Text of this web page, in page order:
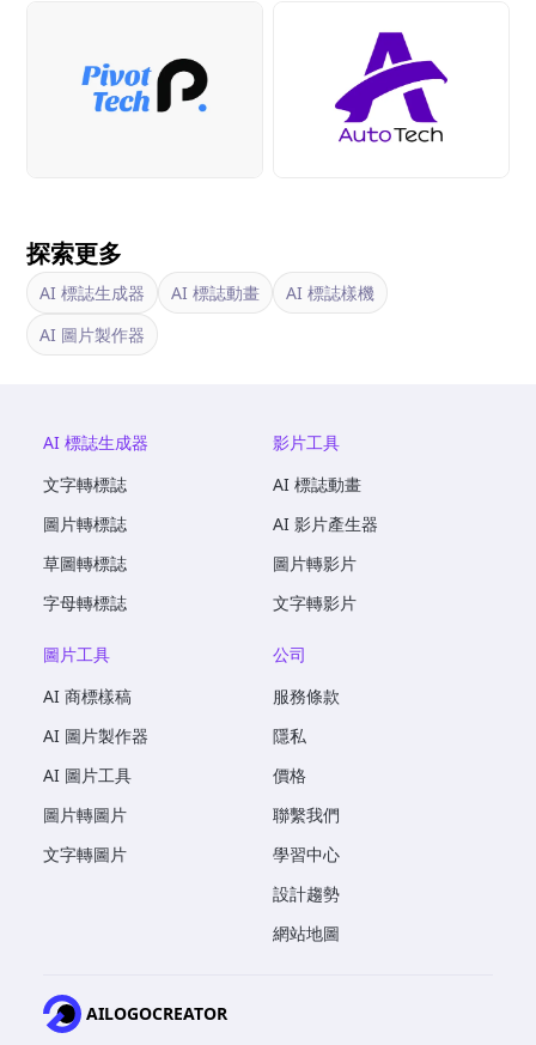
探索更多
AI 標誌生成器 AI 標誌動畫
AI 標誌樣機
AI 圖片製作器
AI 標誌生成器
文字轉標誌
圖片轉標誌
草圖轉標誌
字母轉標誌
影片工具
AI 標誌動畫
AI 影片產生器
圖片轉影片
文字轉影片
圖片工具
AI 商標樣稿
AI 圖片製作器
AI 圖片工具
圖片轉圖片
文字轉圖片
公司
服務條款
隱私
價格
聯繫我們
學習中心
設計趨勢
網站地圖
AILOGOCREATOR